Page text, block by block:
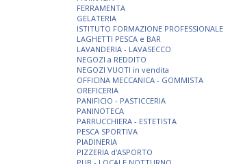
FERRAMENTA
GELATERIA
ISTITUTO FORMAZIONE PROFESSIONALE
LAGHETTI PESCA e BAR
LAVANDERIA - LAVASECCO
NEGOZI a REDDITO
NEGOZI VUOTI in vendita
OFFICINA MECCANICA - GOMMISTA
OREFICERIA
PANIFICIO - PASTICCERIA
PANINOTECA
PARRUCCHIERA - ESTETISTA
PESCA SPORTIVA
PIADINERIA
PIZZERIA d'ASPORTO